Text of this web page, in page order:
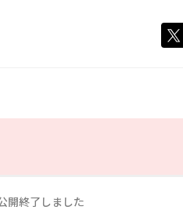
開終了しました